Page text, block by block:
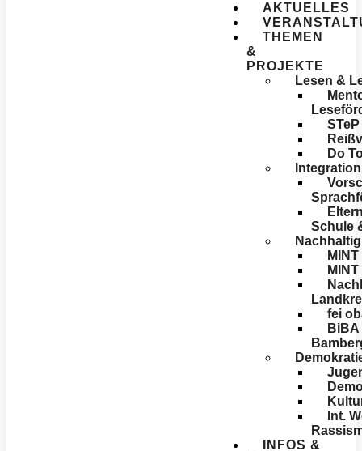
AKTUELLES
THEMEN
&
PROJEKTE
Lesen &
Do
Schule
fei
Int.
INFOS &